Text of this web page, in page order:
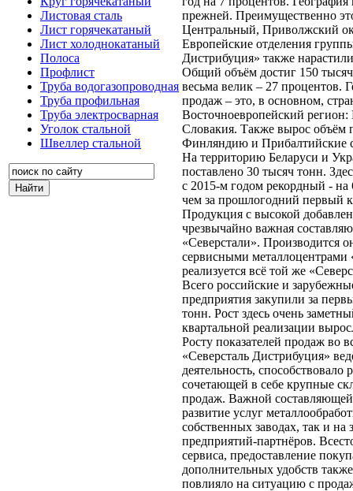
Листовая сталь
Лист горячекатаный
Лист холоднокатаный
Полоса
Профлист
Труба водогазопроводная
Труба профильная
Труба электросварная
Уголок стальной
Швеллер стальной
прежней. Преимущественно
Центральный, Приволжский
Европейские отделения
Дистрибуция» также
Общий объём достиг 150 тысяч
весьма велик – 27 процентов.
продаж – это, в основном,
Восточноевропейский
Словакия. Также вырос объём
Финляндию и Прибалтийские
На территорию Беларуси и
поставлено 30 тысяч тонн.
с 2015-м годом рекордный - на
чем за прошлогодний первый
Продукция с высокой
чрезвычайно важная
«Северстали». Производится
сервисными металлоцентрами
реализуется всё той же
Всего российские и
предприятия закупили за
тонн. Рост здесь очень
квартальной реализации
Росту показателей продаж во
«Северсталь Дистрибуция»
деятельность, способствовало
сочетающей в себе крупные
продаж. Важной составляющей
развитие услуг
собственных заводах, так и на
предприятий-партнёров.
сервиса, предоставление
дополнительных удобств
повлияло на ситуацию с